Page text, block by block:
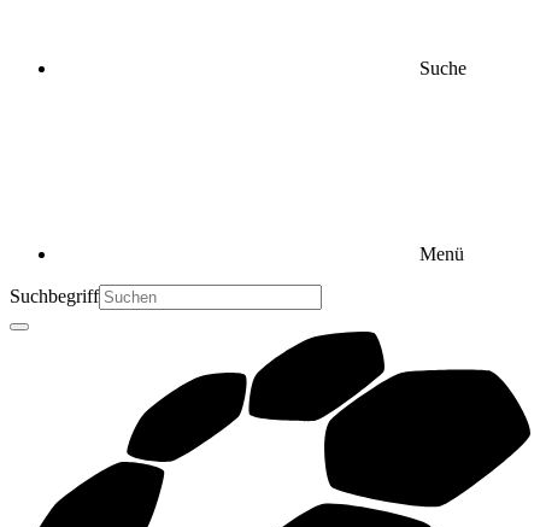
Suche
Menü
Suchbegriff